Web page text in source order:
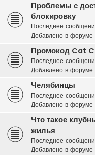
Проблемы с
блокировку
Последнее
Добавлено в форуме
Промокод Cat
Последнее
Добавлено в форуме
Челябинцы
Последнее
Добавлено в форуме
Что такое
жилья
Последнее
Добавлено в форуме